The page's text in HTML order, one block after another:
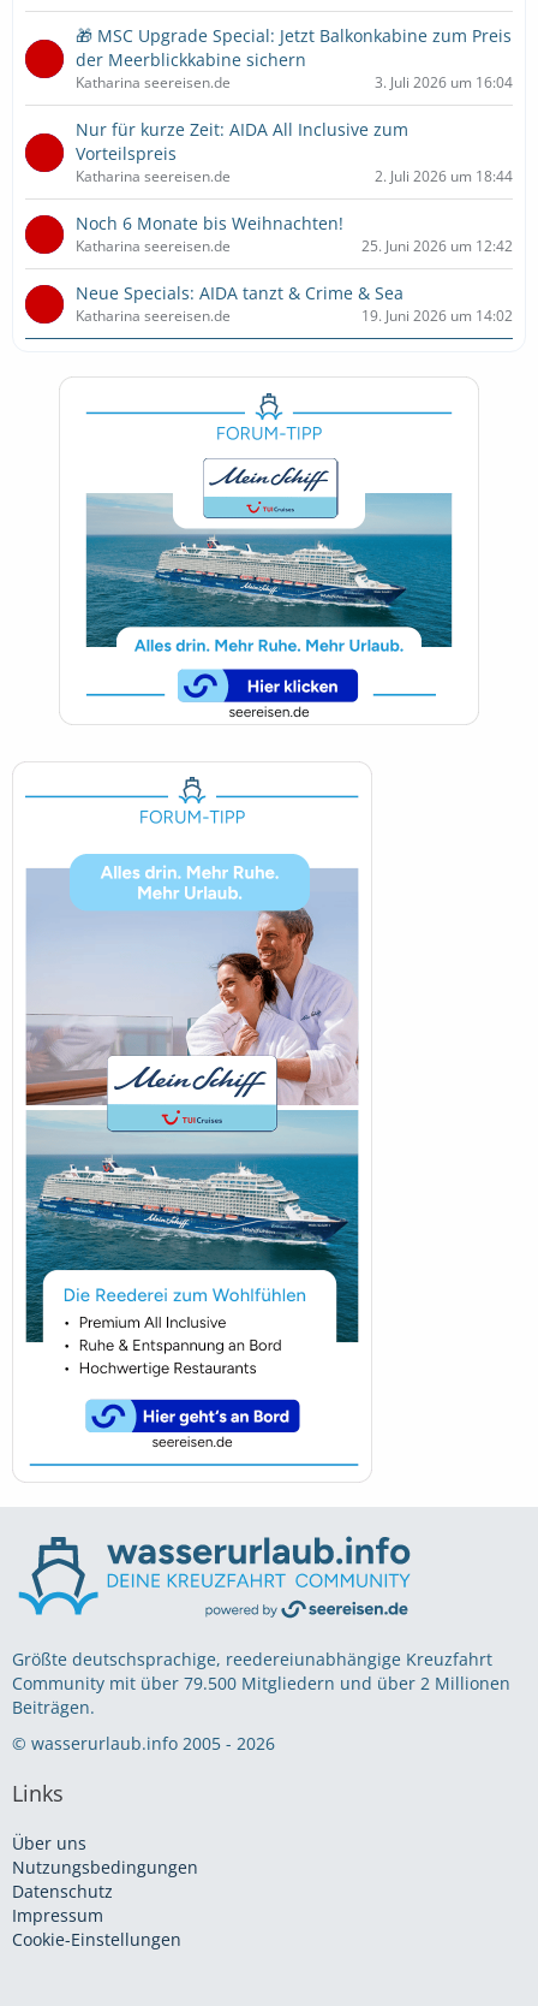
🎁 MSC Upgrade Special: Jetzt Balkonkabine zum Preis
der Meerblickkabine sichern
Katharina seereisen.de 3. Juli 2026 um 16:04
Nur für kurze Zeit: AIDA All Inclusive zum
Vorteilspreis
Katharina seereisen.de 2. Juli 2026 um 18:44
Noch 6 Monate bis Weihnachten!
Katharina seereisen.de 25. Juni 2026 um 12:42
Neue Specials: AIDA tanzt & Crime & Sea
Katharina seereisen.de 19. Juni 2026 um 14:02
Größte deutschsprachige, reedereiunabhängige Kreuzfahrt
Community mit über 79.500 Mitgliedern und über 2 Millionen
Beiträgen.
© wasserurlaub.info 2005 - 2026
Links
Über uns
Nutzungsbedingungen
Datenschutz
Impressum
Cookie-Einstellungen